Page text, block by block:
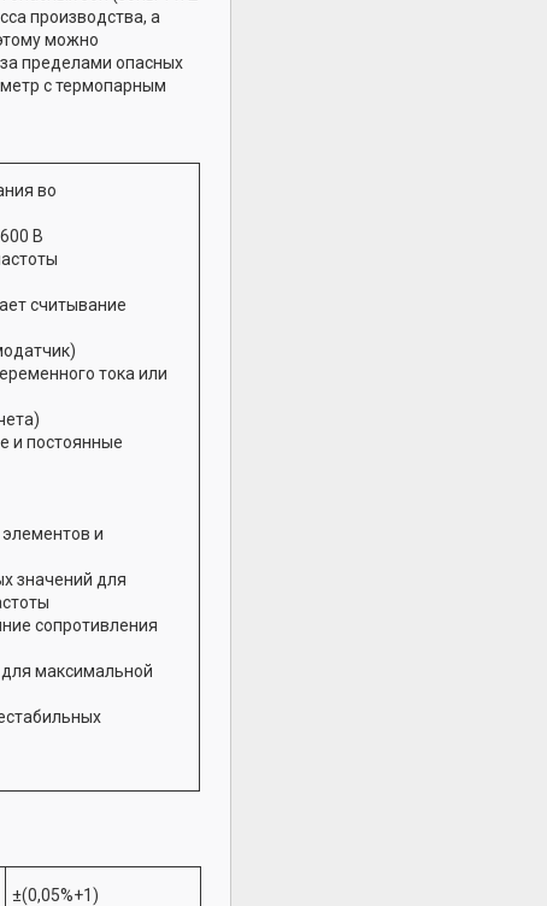
производства, а
можно
пределами опасных
с термопарным
во
В
считывание
тока или
и постоянные
и
значений для
сопротивления
максимальной
±(0,05%+1)